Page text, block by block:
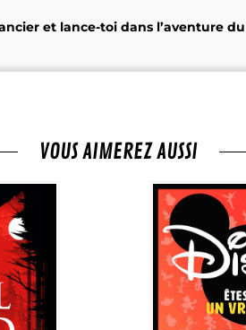
et lance-toi dans l’aventure
VOUS AIMEREZ AUSSI